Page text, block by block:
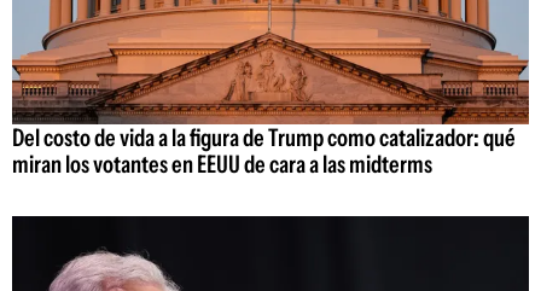
Del costo de vida a la figura de Trump como catalizador: qué
miran los votantes en EEUU de cara a las midterms